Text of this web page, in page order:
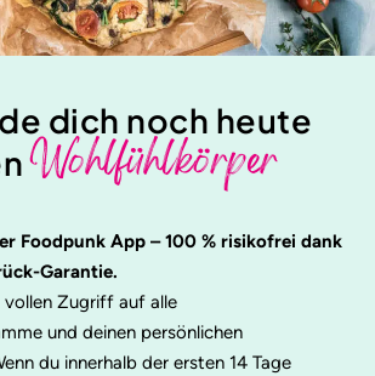
dich noch heute
Wohlfühlkörper
Foodpunk App – 100 % risikofrei dank
Garantie.
Zugriff auf alle
und deinen persönlichen
du innerhalb der ersten 14 Tage